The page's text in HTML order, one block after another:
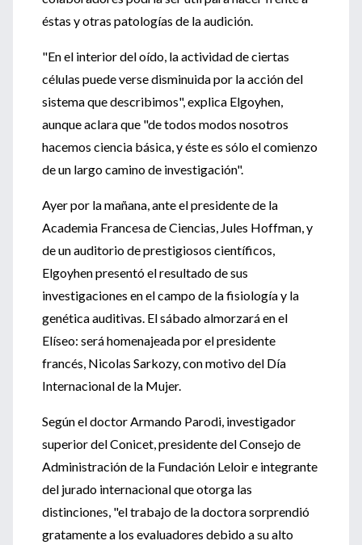
éstas y otras patologías de la audición.
"En el interior del oído, la actividad de ciertas
células puede verse disminuida por la acción del
sistema que describimos", explica Elgoyhen,
aunque aclara que "de todos modos nosotros
hacemos ciencia básica, y éste es sólo el comienzo
de un largo camino de investigación".
Ayer por la mañana, ante el presidente de la
Academia Francesa de Ciencias, Jules Hoffman, y
de un auditorio de prestigiosos científicos,
Elgoyhen presentó el resultado de sus
investigaciones en el campo de la fisiología y la
genética auditivas. El sábado almorzará en el
Elíseo: será homenajeada por el presidente
francés, Nicolas Sarkozy, con motivo del Día
Internacional de la Mujer.
Según el doctor Armando Parodi, investigador
superior del Conicet, presidente del Consejo de
Administración de la Fundación Leloir e integrante
del jurado internacional que otorga las
distinciones, "el trabajo de la doctora sorprendió
gratamente a los evaluadores debido a su alto